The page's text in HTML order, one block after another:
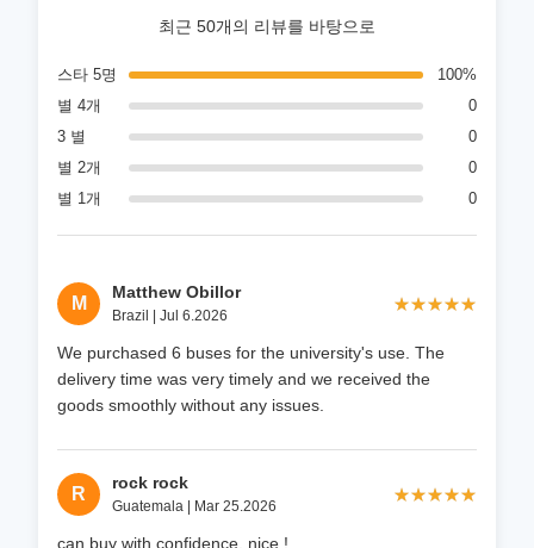
최근 50개의 리뷰를 바탕으로
스타 5명
100%
별 4개
0
3 별
0
별 2개
0
별 1개
0
M
Matthew Obillor
Brazil | Jul 6.2026
★★★★★
★★★★★
We purchased 6 buses for the university's use. The
delivery time was very timely and we received the
goods smoothly without any issues.
R
rock rock
Guatemala | Mar 25.2026
★★★★★
★★★★★
can buy with confidence. nice !